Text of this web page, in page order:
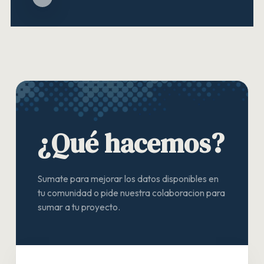
¿Qué hacemos?
Sumate para mejorar los datos disponibles en
tu comunidad o pide nuestra colaboracion para
sumar a tu proyecto.